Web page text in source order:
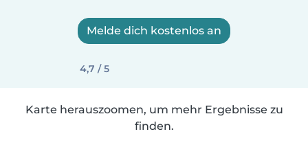
Melde dich kostenlos an
4,7 / 5
Karte herauszoomen, um mehr Ergebnisse zu
finden.